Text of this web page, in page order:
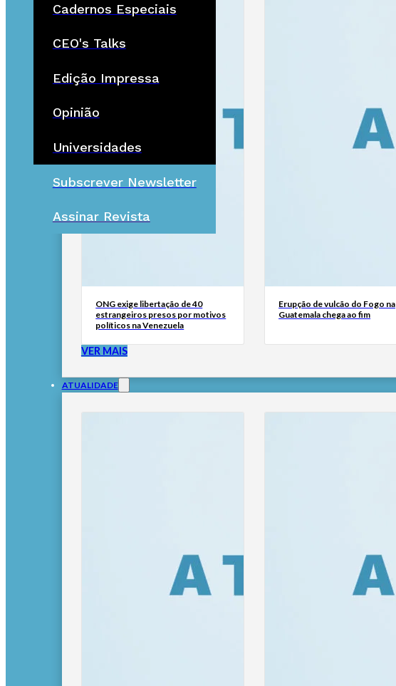
Cadernos Especiais
CEO's Talks
Edição Impressa
Opinião
Universidades
Subscrever Newsletter
Assinar Revista
ONG exige libertação de 40
estrangeiros presos por motivos
políticos na Venezuela
Erupção de vulcão do Fogo na
Guatemala chega ao fim
VER MAIS
ATUALIDADE